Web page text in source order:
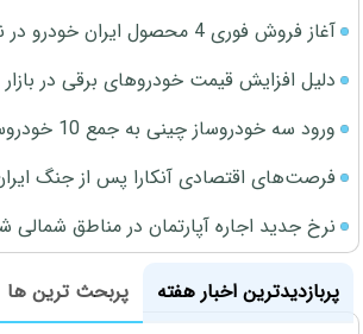
آغاز فروش فوری 4 محصول ایران خودرو در نمایندگی‌ها
دلیل افزایش قیمت خودروهای برقی در بازار
ورود سه خودروساز چینی به جمع 10 خودروساز برتر جهان
فرصت‌های اقتصادی آنکارا پس از جنگ
نرخ جدید اجاره آپارتمان در مناطق شمالی
پربازدیدترین اخبار هفته
پربحث ترین ها